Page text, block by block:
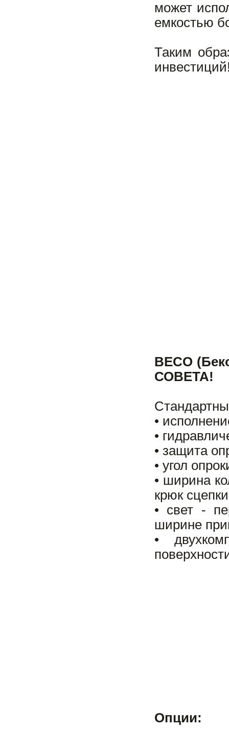
может
емкостью
Таким
BECO
СОВЕТА!
•
•
• защита
• угол
• ширина
крюк
• свет -
ширине
•
Опции: